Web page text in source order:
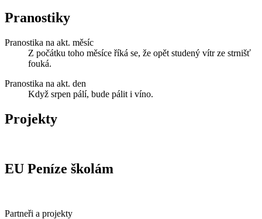
Pranostiky
Pranostika na akt. měsíc
Z počátku toho měsíce říká se, že opět studený vítr ze strnišť
fouká.
Pranostika na akt. den
Když srpen pálí, bude pálit i víno.
Projekty
EU Peníze školám
Partneři a projekty